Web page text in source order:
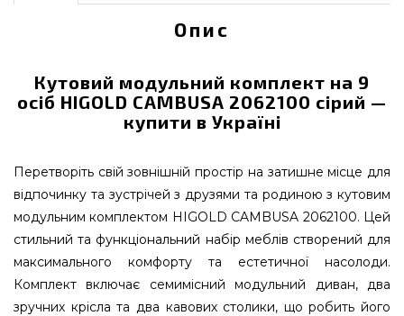
Опис
Кутовий модульний комплект на 9
осіб HIGOLD CAMBUSA 2062100 сірий —
купити в Україні
Перетворіть свій зовнішній простір на затишне місце для
відпочинку та зустрічей з друзями та родиною з кутовим
модульним комплектом HIGOLD CAMBUSA 2062100. Цей
стильний та функціональний набір меблів створений для
максимального комфорту та естетичної насолоди.
Комплект включає семимісний модульний диван, два
зручних крісла та два кавових столики, що робить його